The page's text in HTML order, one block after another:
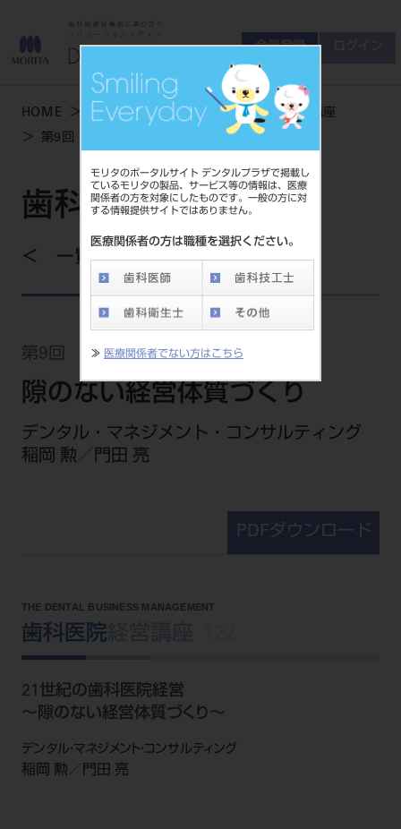
モリタのポータルサイト デンタルプラザで掲載し
ているモリタの製品、サービス等の情報は、医療
関係者の方を対象にしたものです。一般の方に対
する情報提供サイトではありません。
医療関係者の方は職種を選択ください。
≫ 医療関係者でない方はこちら
会員登録
HOME 学術・お役立ち情報
歯科医院経営講座
第9回 （122号） 隙のない経営体質づくり
歯科医院経営講座
一覧を見る
第9回 （122号）
隙のない経営体質づくり
デンタル・マネジメント・コンサルティング
稲岡 勲／門田 亮
PDFダウンロード
THE DENTAL BUSINESS MANAGEMENT
歯科医院
21世紀の歯科医院経営
～隙のない経営体質づくり～
デンタル・マネジメント・コンサルティング
稲岡 勲／門田 亮
お問い合わせ
商品について
友の会について
ご開業について
会員登録 ログイン
MORITA With
製品情報トップ
製品カテゴリ
大型器械
チェア・ユニット関連
IT商品
DOOR/IOS/CADCAM関連
ディーラー向けシステム関連
CADデータ
中古医療機器
サポート情報
お客様相談センター
製品サポート情報
製品から探す
メールでのお問い合わせ
商品に関するお問い合わせ
ご開業に関するお問い合わせ
お客様の声への取り組み
商品感動体験
セミナー・イベント
全てのセミナー・イベント
歯科助手
Webセミナー
デンタルショー
学会・研究会
開業支援
歯科開業への道
Start Up チェック
動画セミナー アーカイブ
DENTAL OFFICE セレクション
勤務医会員
衛生士会員
無料会員のご案内
高齢者歯科
よくわかる高齢者歯科
始めよう訪問診療
pd style
ニュース
製品に関する重要なお知らせ
支店・営業所
支店営業所
SNS